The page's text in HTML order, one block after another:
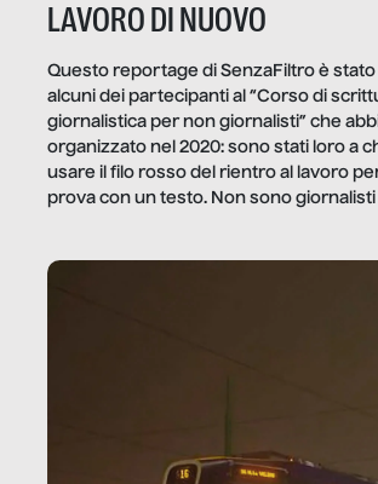
LAVORO DI NUOVO
Questo reportage di SenzaFiltro è stato
alcuni dei partecipanti al “Corso di
giornalistica per non giornalisti” che
organizzato nel 2020: sono stati loro a
usare il filo rosso del rientro al lavoro
prova con un testo. Non sono